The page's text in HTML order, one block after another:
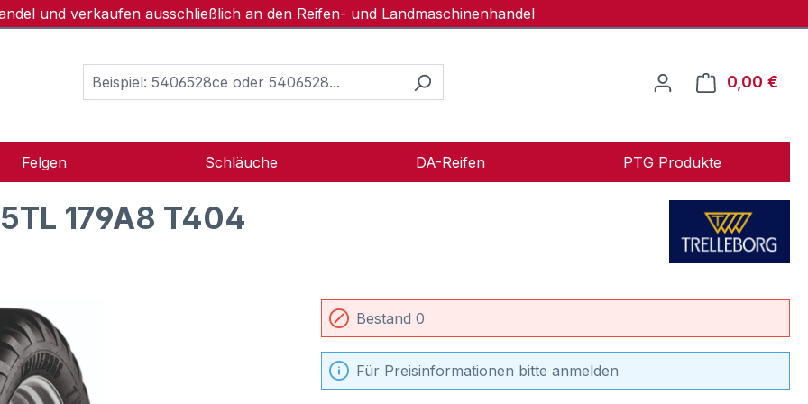
und verkaufen ausschließlich an den Reifen- und Landmaschinenhandel
0,00 €
Felgen Schläuche DA-Reifen PTG Produkte
179A8 T404
Bestand 0
Für Preisinformationen bitte anmelden